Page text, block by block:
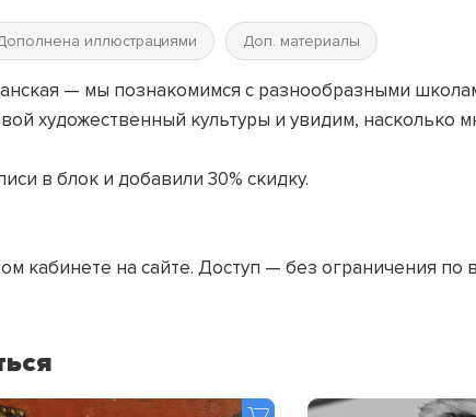
иллюстрациями Доп. материалы
— мы познакомимся с разнообразными
художественный культуры и увидим, насколько
в блок и добавили 30% скидку.
кабинете на сайте. Доступ — без ограничения по